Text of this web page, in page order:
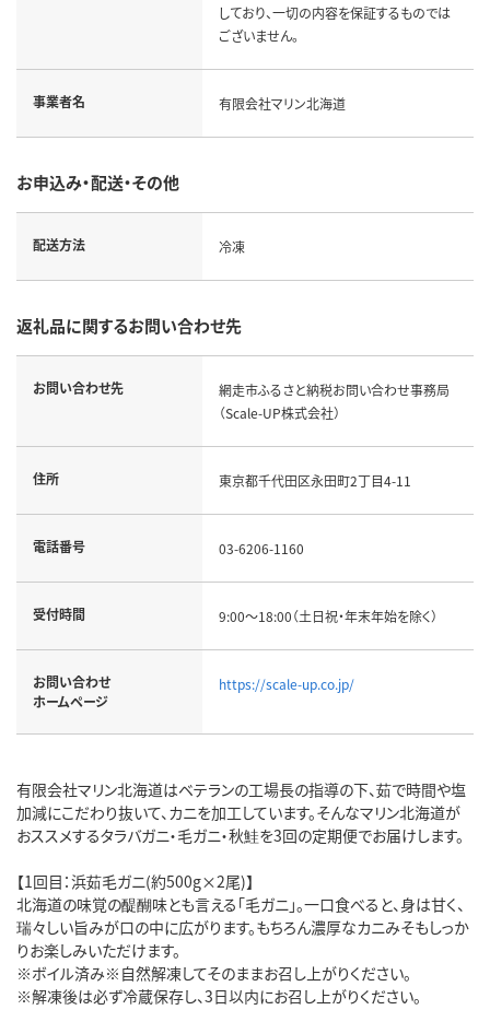
しており、一切の内容を保証するものでは
ございません。
事業者名 有限会社マリン北海道
お申込み・配送・その他
配送方法 冷凍
返礼品に関するお問い合わせ先
お問い合わせ先
網走市ふるさと納税お問い合わせ事務局
（Scale-UP株式会社）
住所 東京都千代田区永田町2丁目4-11
電話番号 03-6206-1160
受付時間 9:00～18:00（土日祝・年末年始を除く）
お問い合わせ
ホームページ
https://scale-up.co.jp/
有限会社マリン北海道はベテランの工場長の指導の下、茹で時間や塩
加減にこだわり抜いて、カニを加工しています。そんなマリン北海道が
おススメするタラバガニ・毛ガニ・秋鮭を3回の定期便でお届けします。
【1回目：浜茹毛ガニ(約500g×2尾)】
北海道の味覚の醍醐味とも言える「毛ガニ」。一口食べると、身は甘く、
瑞々しい旨みが口の中に広がります。もちろん濃厚なカニみそもしっか
りお楽しみいただけます。
※ボイル済み※自然解凍してそのままお召し上がりください。
※解凍後は必ず冷蔵保存し、3日以内にお召し上がりください。